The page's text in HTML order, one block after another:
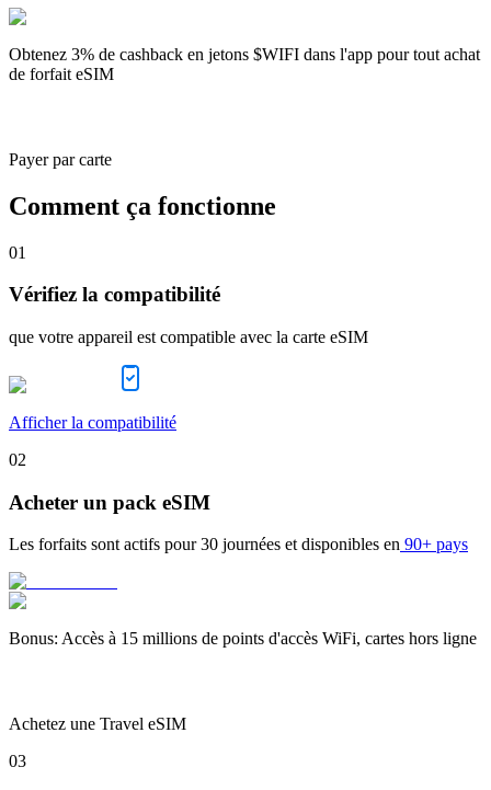
Obtenez 3% de cashback en jetons $WIFI dans l'app pour tout achat
de forfait eSIM
Payer par carte
Comment ça fonctionne
01
Vérifiez la compatibilité
que votre appareil est compatible avec la carte eSIM
Afficher la compatibilité
02
Acheter un pack eSIM
Les forfaits sont actifs pour 30 journées et disponibles en 90+ pays
Bonus: Accès à 15 millions de points d'accès WiFi, cartes hors ligne
Achetez une Travel eSIM
03